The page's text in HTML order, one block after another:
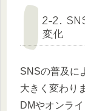
2-2.
変化
SNSの普及に
大きく変わり
DMやオンラ